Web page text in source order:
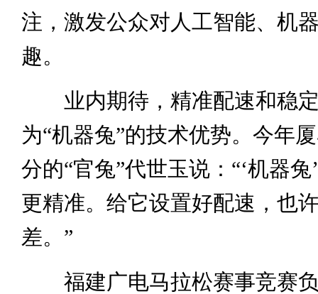
注，激发公众对人工智能、机
趣。
业内期待，精准配速和稳定
为“机器兔”的技术优势。今年
分的“官兔”代世玉说：“‘机器
更精准。给它设置好配速，也
差。”
福建广电马拉松赛事竞赛负